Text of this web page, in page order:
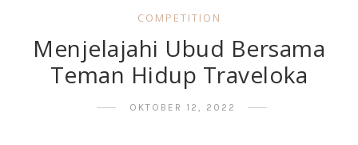
COMPETITION
Menjelajahi Ubud Bersama
Teman Hidup Traveloka
OKTOBER 12, 2022